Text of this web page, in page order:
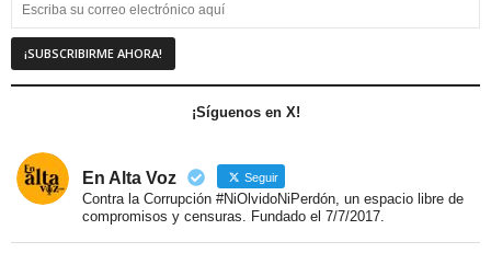
¡Síguenos en X!
En Alta Voz Seguir
Contra la Corrupción #NiOlvidoNiPerdón, un espacio libre de
compromisos y censuras. Fundado el 7/7/2017.